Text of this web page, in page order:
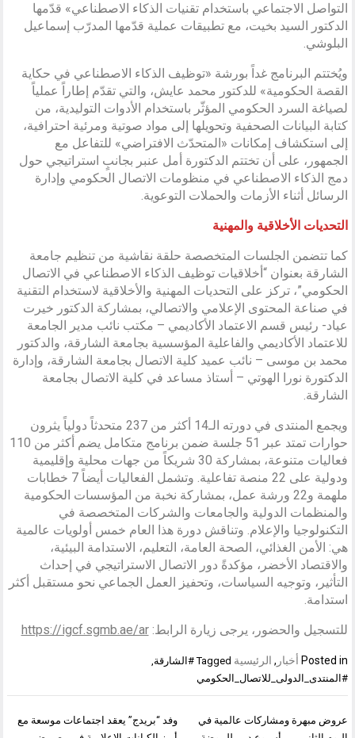
التواصل الاجتماعي باستخدام تقنيات الذكاء الاصطناعي» قدّمها
الدكتور السيد بخيت، مع تطبيقات عملية قدّمها المدرّب إسماعيل
البلوشي.
ويُختتم البرنامج غداً بورشة «توظيف الذكاء الاصطناعي في حكاية
القصة الحكومية» للدكتور محمد عايش، والتي تقدّم إطاراً عملياً
لصياغة السرد الحكومي المؤثّر باستخدام الأدوات التوليدية، من
كتابة البيانات الصحفية وتحويلها إلى مواد صوتية ومرئية احترافية،
إلى استكشاف إمكانات «المتحدّث الافتراضي» للتفاعل مع
الجمهور، على أن تختتم الدكتورة أمل عنبر بجانبٍ استراتيجي حول
دمج الذكاء الاصطناعي في منظومات الاتصال الحكومي وإدارة
الرسائل أثناء الأزمات والحملات التوعوية.
التحديات الأخلاقية والمهنية
كما تتضمن الجلسات المتخصصة حلقة نقاشية من تنظيم جامعة
الشارقة بعنوان “أخلاقيات توظيف الذكاء الاصطناعي في الاتصال
الحكومي”، تركز على التحديات المهنية والأخلاقية لاستخدام التقنية
في صناعة المحتوى الإعلامي والاتصالي، بمشاركة الدكتور خيرت
عياد- رئيس قسم الاعتماد الأكاديمي – مكتب نائب مدير الجامعة
للاعتماد الأكاديمي والفاعلية المؤسسية بجامعة الشارقة، والدكتور
محمد بن موسى – نائب عميد كلية الاتصال بجامعة الشارقة، وإدارة
الدكتورة نورا الهوتي – أستاذ مساعد في كلية الاتصال بجامعة
الشارقة.
ويجمع المنتدى في دورته الـ14 أكثر من 237 متحدثاً دولياً يثرون
حوارات تمتد عبر 51 جلسة ضمن برنامج متكامل يضم أكثر من 110
فعاليات متنوعة، بمشاركة 30 شريكاً من جهات محلية وإقليمية
ودولية على 22 منصة تفاعلية. وتشمل الفعاليات أيضاً 7 خطابات
ملهمة و22 ورشة عمل، بمشاركة نخبة من المؤسسات الحكومية
والمنظمات الدولية والجامعات والشركات المتخصصة في
التكنولوجيا والإعلام. وتناقش دورة هذا العام خمس أولويات عالمية
هي: الأمن الغذائي، الصحة العامة، التعليم، الاستدامة البيئية،
والاقتصاد الأخضر، مؤكدةً دور الاتصال الاستراتيجي في إحداث
التأثير، وتوجيه السياسات، وتحفيز العمل الجماعي نحو مستقبل أكثر
استدامة.
للتسجيل والحضور، يرجى زيارة الرابط:https://igcf.sgmb.ae/ar
Posted in أخبار , الرئيسية Tagged #الشارقة,
#المنتدى_الدولى_للاتصال_الحكومي
تصفّح
وفد “بريدج” يعقد اجتماعات موسعة مع
عروض مبهرة ومشاركات عالمية في